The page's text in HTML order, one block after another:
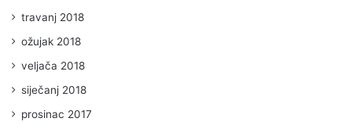
travanj 2018
ožujak 2018
veljača 2018
siječanj 2018
prosinac 2017